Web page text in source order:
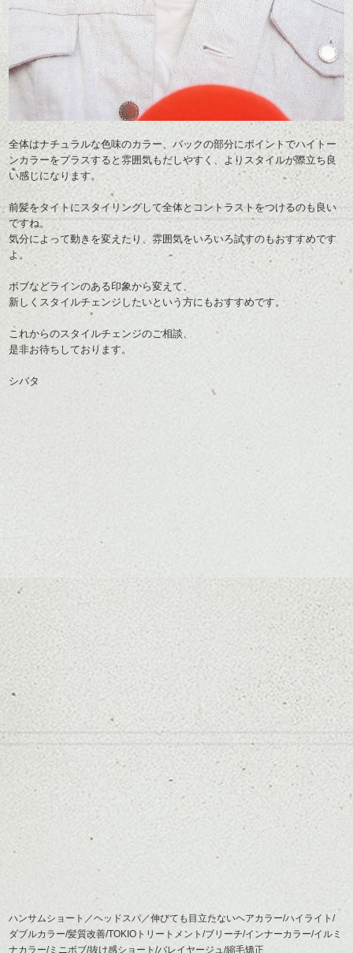
全体はナチュラルな色味のカラー、バックの部分にポイントでハイトー
ンカラーをプラスすると雰囲気もだしやすく、よりスタイルが際立ち良
い感じになります。
前髪をタイトにスタイリングして全体とコントラストをつけるのも良い
ですね。
気分によって動きを変えたり、雰囲気をいろいろ試すのもおすすめです
よ。
ボブなどラインのある印象から変えて、
新しくスタイルチェンジしたいという方にもおすすめです。
これからのスタイルチェンジのご相談、
是非お待ちしております。
シバタ
ハンサムショート／ヘッドスパ／伸びても目立たないヘアカラー/ハイライト/
ダブルカラー/髪質改善/TOKIOトリートメント/ブリーチ/インナーカラー/イルミ
ナカラー/ミニボブ/抜け感ショート/バレイヤージュ/縮毛矯正